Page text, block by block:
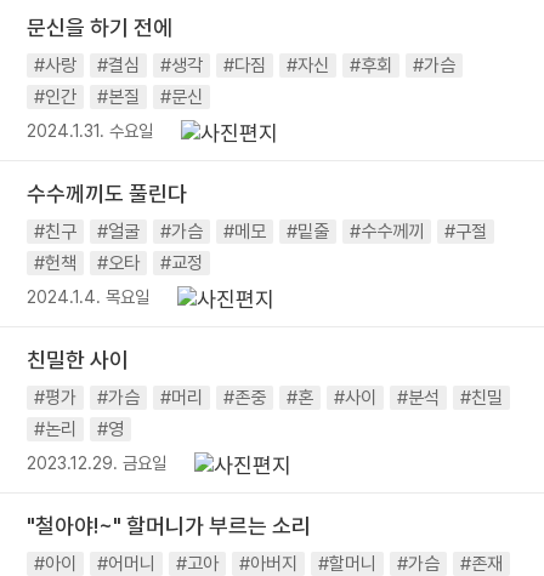
문신을 하기 전에
#사랑 #결심 #생각 #다짐 #자신 #후회
#가슴
#인간
#본질 #문신
2024.1.31. 수요일
수수께끼도 풀린다
#친구 #얼굴 #가슴 #메모 #밑줄 #수수께끼
#구절
#헌책
#오타 #교정
2024.1.4. 목요일
친밀한 사이
#평가 #가슴 #머리 #존중 #혼 #사이 #분석
#친밀
#논리
#영
2023.12.29. 금요일
"철아야!~" 할머니가 부르는 소리
#아이 #어머니 #고아 #아버지 #할머니 #가슴
#존재